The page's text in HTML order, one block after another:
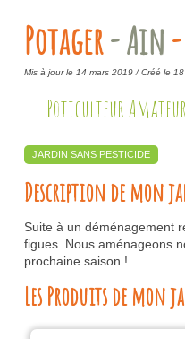
Potager- Ain
Mis à jour le 14 mars 2019 /Créé le
Poticulteur Amateur
JARDIN SANS PESTICIDE
Description de mon
Suite à un déménagement
figues. Nous aménageons
prochaine saison !
Les Produits de mon